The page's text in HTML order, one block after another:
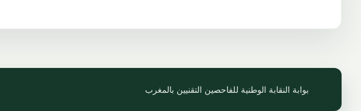
بوابة النقابة الوطنية للفاحصين التقنيين بالمغرب